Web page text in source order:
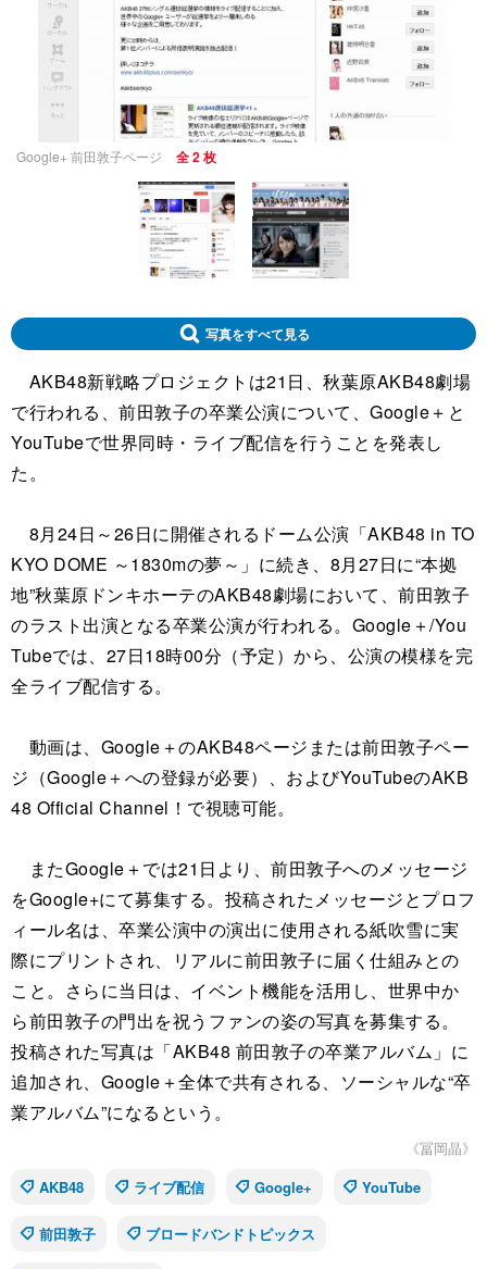
Google+ 前田敦子ページ 全 2 枚
写真をすべて見る
AKB48新戦略プロジェクトは21日、秋葉原AKB48劇場
で行われる、前田敦子の卒業公演について、Google＋と
YouTubeで世界同時・ライブ配信を行うことを発表し
た。
8月24日～26日に開催されるドーム公演「AKB48 in TO
KYO DOME ～1830mの夢～」に続き、8月27日に“本拠
地”秋葉原ドンキホーテのAKB48劇場において、前田敦子
のラスト出演となる卒業公演が行われる。Google＋/You
Tubeでは、27日18時00分（予定）から、公演の模様を完
全ライブ配信する。
動画は、Google＋のAKB48ページまたは前田敦子ペー
ジ（Google＋への登録が必要）、およびYouTubeのAKB
48 Official Channel！で視聴可能。
またGoogle＋では21日より、前田敦子へのメッセージ
をGoogle+にて募集する。投稿されたメッセージとプロフ
ィール名は、卒業公演中の演出に使用される紙吹雪に実
際にプリントされ、リアルに前田敦子に届く仕組みとの
こと。さらに当日は、イベント機能を活用し、世界中か
ら前田敦子の門出を祝うファンの姿の写真を募集する。
投稿された写真は「AKB48 前田敦子の卒業アルバム」に
追加され、Google＋全体で共有される、ソーシャルな“卒
業アルバム”になるという。
《冨岡晶》
AKB48
ライブ配信 Google+ YouTube
前田敦子 ブロードバンドトピックス